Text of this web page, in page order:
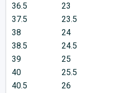
36.5
23
37.5
23.5
38
24
38.5
24.5
39
25
40
25.5
40.5
26